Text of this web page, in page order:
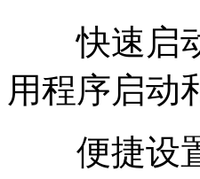
快速启动
用程序启动
便捷设置